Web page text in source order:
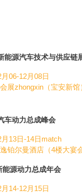
能源汽车技术与供应链
06-12月08日
展zhongxin（宝安新馆
车动力总成峰会
13日-14日match
铂尔曼酒店（4楼大宴会
能源动力总成年会
14-12月15日